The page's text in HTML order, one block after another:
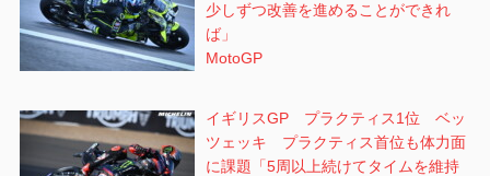
少しずつ改善を進めることができれ
ば」
MotoGP
イギリスGP プラクティス1位 ベッ
ツェッキ プラクティス首位も体力面
に課題「5周以上続けてタイムを維持